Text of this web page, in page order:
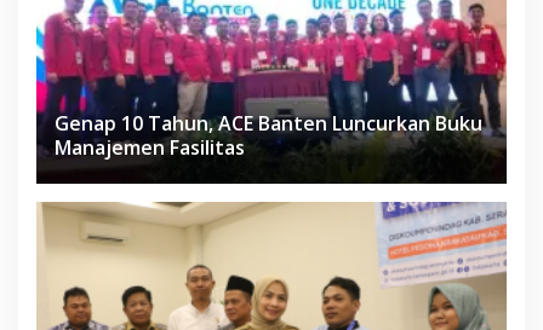
Genap 10 Tahun, ACE Banten Luncurkan Buku
Manajemen Fasilitas